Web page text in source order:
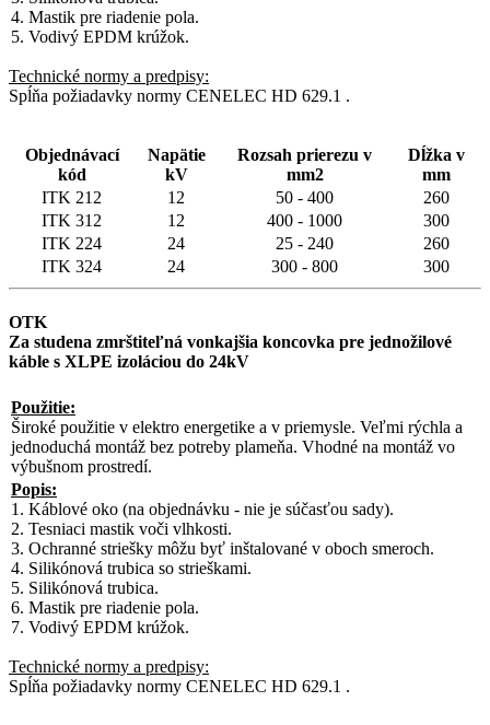
4. Mastik pre riadenie pola.
5. Vodivý EPDM krúžok.
Technické normy a predpisy:
Spĺňa požiadavky normy CENELEC HD 629.1 .
Objednávací
kód
Napätie
kV
Rozsah prierezu v
mm2
Dĺžka v
mm
ITK 212
12 50 - 400
260
ITK 312
12 400 - 1000
300
ITK 224
24 25 - 240
260
ITK 324
24 300 - 800 300
OTK
Za studena zmrštiteľná vonkajšia koncovka pre jednožilové
káble s XLPE izoláciou do 24kV
Použitie:
Široké použitie v elektro energetike a v priemysle. Veľmi rýchla a
jednoduchá montáž bez potreby plameňa. Vhodné na montáž vo
výbušnom prostredí.
Popis:
1. Káblové oko (na objednávku - nie je súčasťou sady).
2. Tesniaci mastik voči vlhkosti.
3. Ochranné striešky môžu byť inštalované v oboch smeroch.
4. Silikónová trubica so strieškami.
5. Silikónová trubica.
6. Mastik pre riadenie pola.
7. Vodivý EPDM krúžok.
Technické normy a predpisy:
Spĺňa požiadavky normy CENELEC HD 629.1 .